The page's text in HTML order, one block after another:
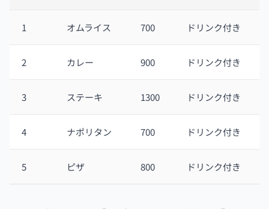
1 オムライス 700 ドリンク付き
2 カレー 900 ドリンク付き
3 ステーキ 1300 ドリンク付き
4 ナポリタン 700 ドリンク付き
5 ピザ 800 ドリンク付き